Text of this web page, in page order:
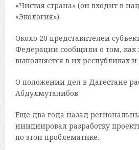
«Чистая страна» (он входит в
«Экология»).
Около 20 представителей
Федерации сообщили о том, как
выполняется в их республиках и
О положении дел в Дагестане
Абдулмуталибов.
Еще два года назад
инициировал разработку
по этой проблематике.